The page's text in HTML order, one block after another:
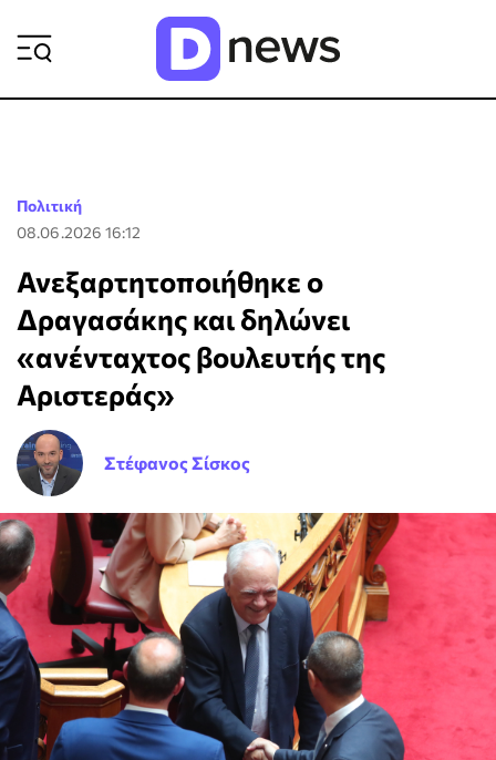
Πολιτική
08.06.2026 16:12
Ανεξαρτητοποιήθηκε ο
Δραγασάκης και δηλώνει
«ανένταχτος βουλευτής της
Αριστεράς»
Στέφανος Σίσκος